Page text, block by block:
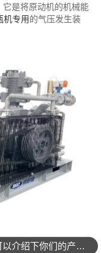
是将原动机的机械能
机专用 的气压发生装
目前已取代玻璃瓶成
可以介绍下你们的产品么